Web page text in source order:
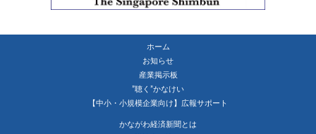
ホーム
お知らせ
産業掲示板
”聴く”かなけい
【中小・小規模企業向け】広報サポート
かながわ経済新聞とは